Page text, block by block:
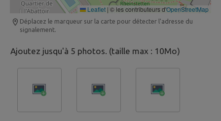
Leaflet | © les contributeurs d'OpenStreetMap
Déplacez le marqueur sur la carte pour détecter l'adresse du
signalement.
Ajoutez jusqu'à 5 photos. (taille max : 10Mo)